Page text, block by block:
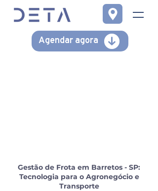
Agendar agora
Gestão de Frota em Barretos - SP:
Tecnologia para o Agronegócio e
Transporte